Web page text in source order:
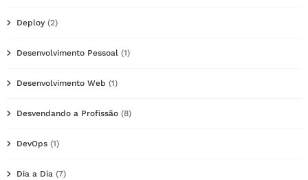
Deploy (2)
Desenvolvimento Pessoal (1)
Desenvolvimento Web (1)
Desvendando a Profissão (8)
DevOps (1)
Dia a Dia (7)